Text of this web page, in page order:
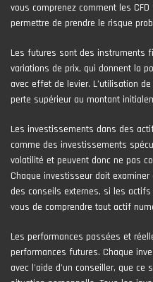
vous comprenez comment les
permettre de prendre le risque
Les futures sont des instruments
variations de prix, qui donnent la
avec effet de levier. L’utilisation
perte supérieur au montant
Les investissements dans des
comme des investissements
volatilité et peuvent donc ne pas
Chaque investisseur doit
des conseils externes, si les
vous de comprendre tout actif
Les performances passées et
performances futures. Chaque
avec l'aide d'un conseiller, que ce